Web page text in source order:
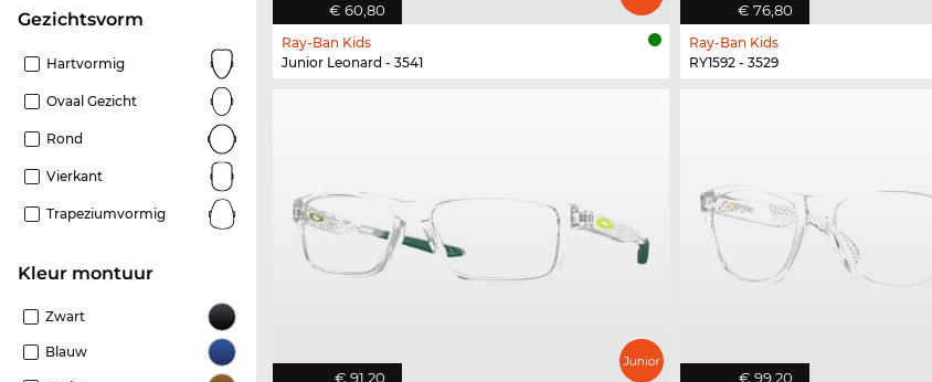
Gezichtsvorm
Hartvormig
Ovaal Gezicht
Rond
Vierkant
Trapeziumvormig
Kleur montuur
Zwart
Blauw
€ 60,80
Ray-Ban Kids
Junior Leonard - 3541
€ 76,80
Ray-Ban Kids
RY1592 - 3529
€ 91,20 € 99,20